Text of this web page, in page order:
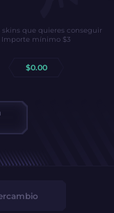
skins que quieres conseguir
Importe mínimo $3
$0.00